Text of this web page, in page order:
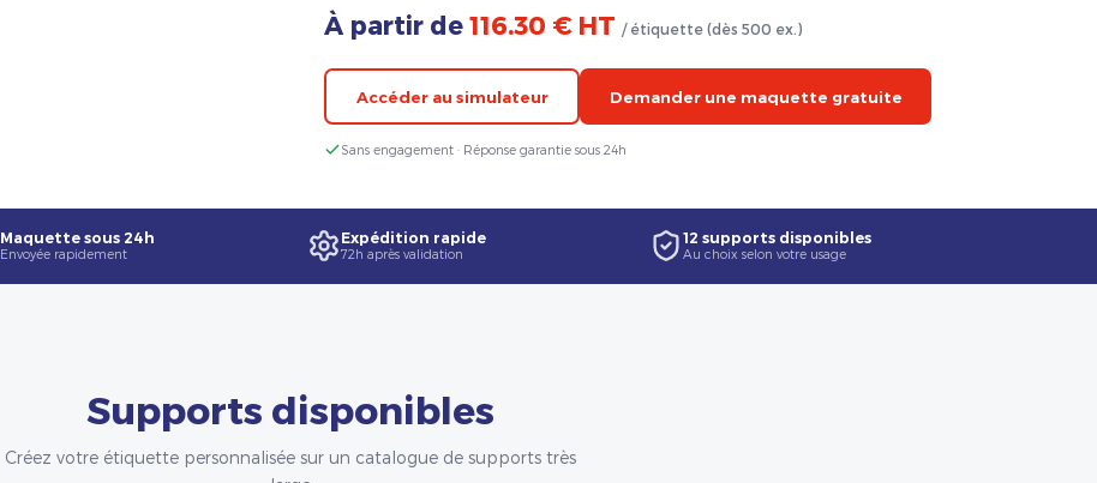
À partir de 116.30 € HT / étiquette (dès 500 ex.)
Accéder au simulateur Demander une maquette gratuite
Sans engagement · Réponse garantie sous 24h
Maquette sous 24h
Envoyée rapidement
Expédition rapide
72h après validation
12 supports disponibles
Au choix selon votre usage
Supports disponibles
Créez votre étiquette personnalisée sur un catalogue de supports très